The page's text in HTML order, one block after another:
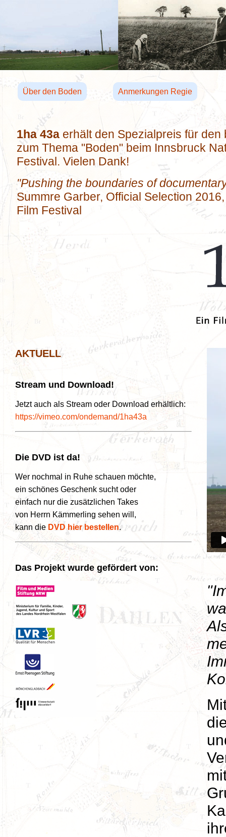
Über den Boden Anmerkungen Regie
1ha 43a erhält den Spezialpreis für den
zum Thema "Boden" beim Innsbruck
Festival. Vielen Dank!
"Pushing the boundaries of
Summre Garber, Official Selection
Film Festival
AKTUELL
Stream und Download!
Jetzt auch als Stream oder Download erhältlich:
https://vimeo.com/ondemand/1ha43a
Die DVD ist da!
Wer nochmal in Ruhe schauen möchte,
ein schönes Geschenk sucht oder
einfach nur die zusätzlichen Takes
von Herrn Kämmerling sehen will,
kann die DVD hier bestellen.
Das Projekt wurde gefördert von: